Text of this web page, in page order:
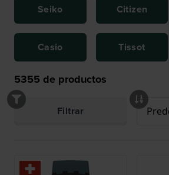
Seiko Citizen
Casio Tissot
5355 de productos
Filtrar